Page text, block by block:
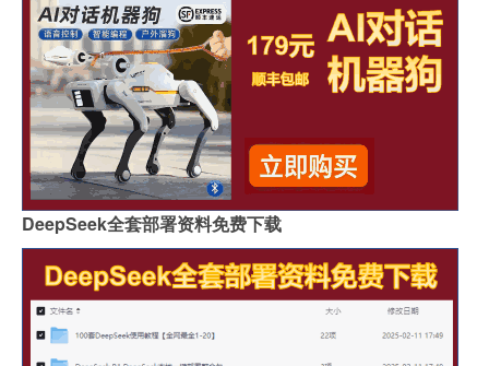
DeepSeek全套部署资料免费下载